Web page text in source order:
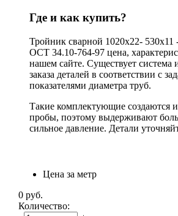
Где и как купить?
Тройник сварной 1020х22- 530х11
ОСТ 34.10-764-97 цена,
нашем сайте. Существует система
заказа деталей в соответствии с
показателями диаметра труб.
Такие комплектующие создаются
пробы, поэтому выдерживают
сильное давление. Детали
Цена за метр
0 руб.
Количество: